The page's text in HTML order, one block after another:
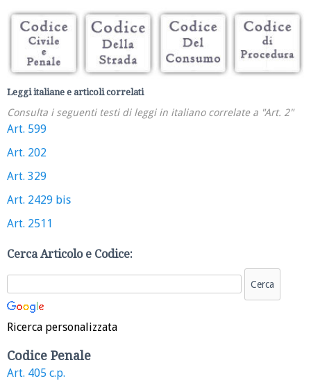
Leggi italiane e articoli correlati
Consulta i seguenti testi di leggi in italiano correlate a "Art. 2"
Art. 599
Art. 202
Art. 329
Art. 2429 bis
Art. 2511
Cerca Articolo e Codice:
Ricerca personalizzata
Codice Penale
Art. 405 c.p.